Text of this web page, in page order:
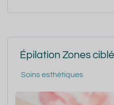
Épilation Zones
Soins esthétiques